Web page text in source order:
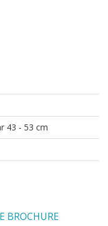
43 - 53 cm
BROCHURE